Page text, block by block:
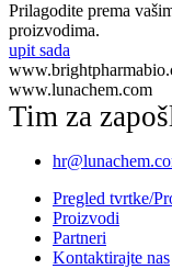
Prilagodite prema
proizvodima.
upit sada
www.lunachem.com
Tim za
Pregled tvrtke/
Proizvodi
Partneri
Kontaktirajte nas